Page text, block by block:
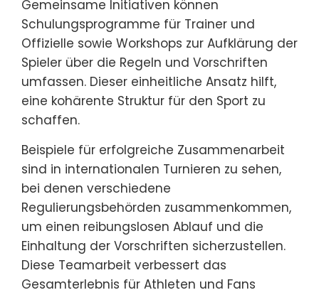
Gemeinsame Initiativen können
Schulungsprogramme für Trainer und
Offizielle sowie Workshops zur Aufklärung der
Spieler über die Regeln und Vorschriften
umfassen. Dieser einheitliche Ansatz hilft,
eine kohärente Struktur für den Sport zu
schaffen.
Beispiele für erfolgreiche Zusammenarbeit
sind in internationalen Turnieren zu sehen,
bei denen verschiedene
Regulierungsbehörden zusammenkommen,
um einen reibungslosen Ablauf und die
Einhaltung der Vorschriften sicherzustellen.
Diese Teamarbeit verbessert das
Gesamterlebnis für Athleten und Fans